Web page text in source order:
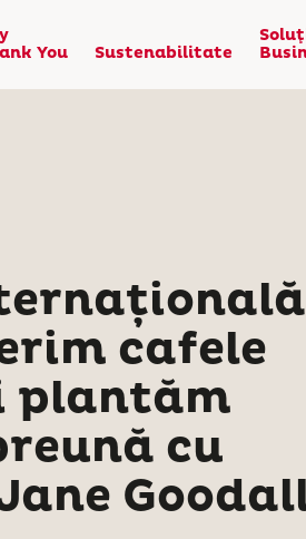
You
Sustenabilitate
cafele
plantăm
cu